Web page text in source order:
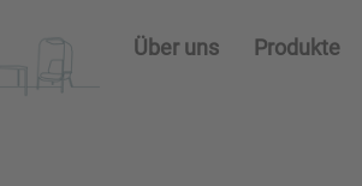
Über uns Produkte